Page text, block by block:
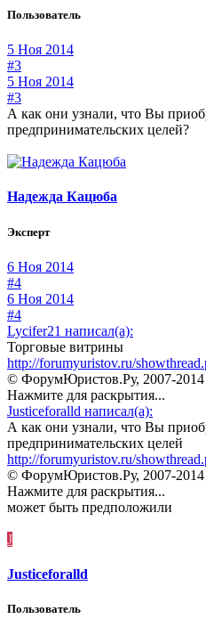
Пользователь
5 Ноя 2014
#3
5 Ноя 2014
#3
А как они узнали, что Вы
предпринимательских целей?
Надежда Кацюба
Эксперт
6 Ноя 2014
#4
6 Ноя 2014
#4
Lycifer21 написал(а):
Торговые витрины
http://forumyuristov.ru/
© ФорумЮристов.Ру, 2007-2014
Нажмите для раскрытия...
Justiceforalld написал(а):
А как они узнали, что Вы
предпринимательских целей
http://forumyuristov.ru/
© ФорумЮристов.Ру, 2007-2014
Нажмите для раскрытия...
может быть предположили
J
Justiceforalld
Пользователь